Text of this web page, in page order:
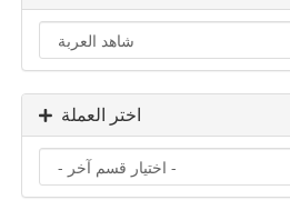
اختر العملة